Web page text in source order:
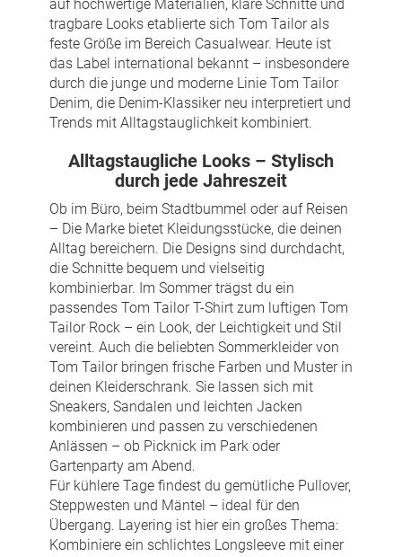
auf hochwertige Materialien, klare Schnitte und
tragbare Looks etablierte sich Tom Tailor als
feste Größe im Bereich Casualwear. Heute ist
das Label international bekannt – insbesondere
durch die junge und moderne Linie Tom Tailor
Denim, die Denim-Klassiker neu interpretiert und
Trends mit Alltagstauglichkeit kombiniert.
Alltagstaugliche Looks – Stylisch
durch jede Jahreszeit
Ob im Büro, beim Stadtbummel oder auf Reisen
– Die Marke bietet Kleidungsstücke, die deinen
Alltag bereichern. Die Designs sind durchdacht,
die Schnitte bequem und vielseitig
kombinierbar. Im Sommer trägst du ein
passendes Tom Tailor T-Shirt zum luftigen Tom
Tailor Rock – ein Look, der Leichtigkeit und Stil
vereint. Auch die beliebten Sommerkleider von
Tom Tailor bringen frische Farben und Muster in
deinen Kleiderschrank. Sie lassen sich mit
Sneakers, Sandalen und leichten Jacken
kombinieren und passen zu verschiedenen
Anlässen – ob Picknick im Park oder
Gartenparty am Abend.
Für kühlere Tage findest du gemütliche Pullover,
Steppwesten und Mäntel – ideal für den
Übergang. Layering ist hier ein großes Thema:
Kombiniere ein schlichtes Longsleeve mit einer